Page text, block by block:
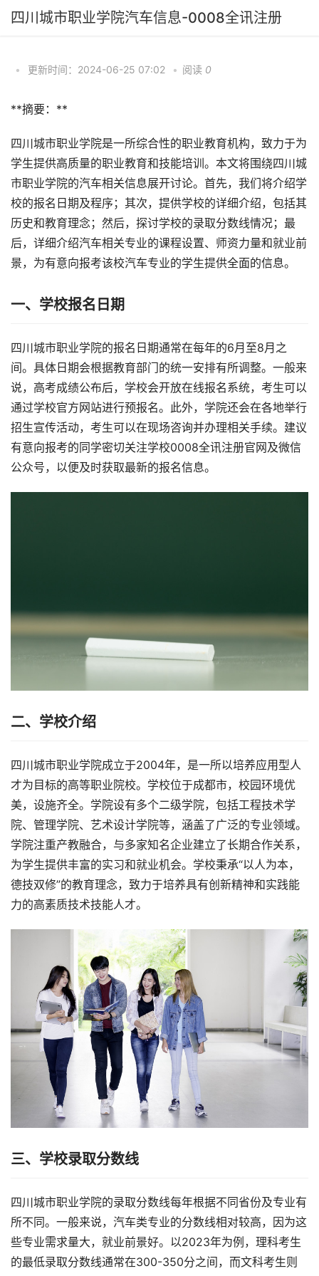
四川城市职业学院汽车信息-0008全讯注册
• 更新时间：2024-06-25 07:02 • 阅读 0
**摘要：**
四川城市职业学院是一所综合性的职业教育机构，致力于为
学生提供高质量的职业教育和技能培训。本文将围绕四川城
市职业学院的汽车相关信息展开讨论。首先，我们将介绍学
校的报名日期及程序；其次，提供学校的详细介绍，包括其
历史和教育理念；然后，探讨学校的录取分数线情况；最
后，详细介绍汽车相关专业的课程设置、师资力量和就业前
景，为有意向报考该校汽车专业的学生提供全面的信息。
一、学校报名日期
四川城市职业学院的报名日期通常在每年的6月至8月之
间。具体日期会根据教育部门的统一安排有所调整。一般来
说，高考成绩公布后，学校会开放在线报名系统，考生可以
通过学校官方网站进行预报名。此外，学院还会在各地举行
招生宣传活动，考生可以在现场咨询并办理相关手续。建议
有意向报考的同学密切关注学校0008全讯注册官网及微信
公众号，以便及时获取最新的报名信息。
二、学校介绍
四川城市职业学院成立于2004年，是一所以培养应用型人
才为目标的高等职业院校。学校位于成都市，校园环境优
美，设施齐全。学院设有多个二级学院，包括工程技术学
院、管理学院、艺术设计学院等，涵盖了广泛的专业领域。
学院注重产教融合，与多家知名企业建立了长期合作关系，
为学生提供丰富的实习和就业机会。学校秉承“以人为本，
德技双修”的教育理念，致力于培养具有创新精神和实践能
力的高素质技术技能人才。
三、学校录取分数线
四川城市职业学院的录取分数线每年根据不同省份及专业有
所不同。一般来说，汽车类专业的分数线相对较高，因为这
些专业需求量大，就业前景好。以2023年为例，理科考生
的最低录取分数线通常在300-350分之间，而文科考生则